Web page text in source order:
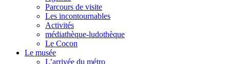
Parcours de visite
Les incontournables
Activités
médiathèque-ludothèque
Le Cocon
Le musée
L’arrivée du métro